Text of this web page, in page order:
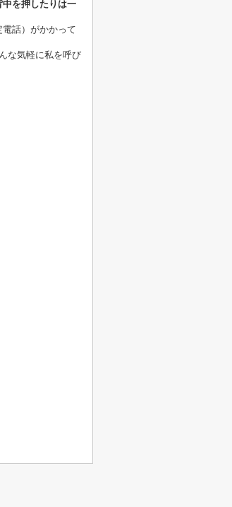
中を押したりは一
話）がかかって
な気軽に私を呼び